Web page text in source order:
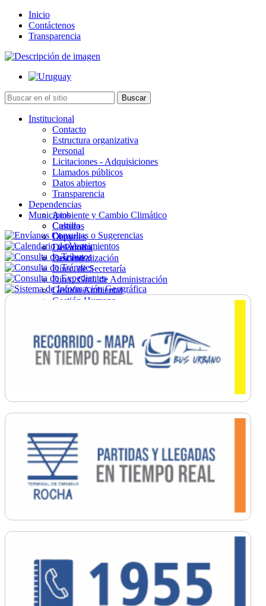
Inicio
Contáctenos
Transparencia
Institucional
Contacto
Estructura organizativa
Personal
Licitaciones - Adquisiciones
Llamados públicos
Datos abiertos
Transparencia
Dependencias
Ambiente y Cambio Climático
Cultura
Deportes
Desarrollo
Descentralización
Direc. de Secretaría
Direc. Gral. de Administración
Gestión Ambiental
Gestión Humana
Ordenamiento
Promoción Social
Salud
Secretaría General
Municipios
Castillos
Chuy
La Paloma
Lascano